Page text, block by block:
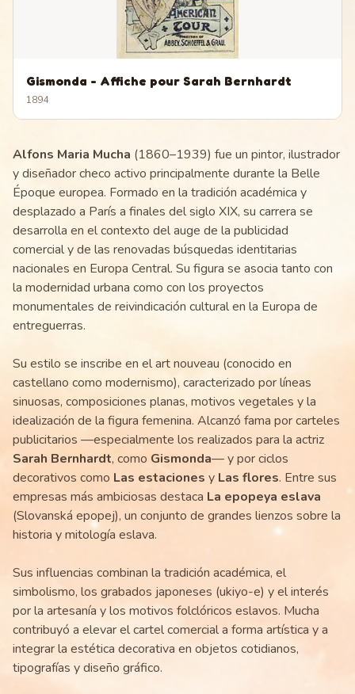
Gismonda - Affiche pour Sarah Bernhardt
1894
Alfons Maria Mucha (1860–1939) fue un pintor, ilustrador
y diseñador checo activo principalmente durante la Belle
Époque europea. Formado en la tradición académica y
desplazado a París a finales del siglo XIX, su carrera se
desarrolla en el contexto del auge de la publicidad
comercial y de las renovadas búsquedas identitarias
nacionales en Europa Central. Su figura se asocia tanto con
la modernidad urbana como con los proyectos
monumentales de reivindicación cultural en la Europa de
entreguerras.
Su estilo se inscribe en el art nouveau (conocido en
castellano como modernismo), caracterizado por líneas
sinuosas, composiciones planas, motivos vegetales y la
idealización de la figura femenina. Alcanzó fama por carteles
publicitarios —especialmente los realizados para la actriz
Sarah Bernhardt, como Gismonda— y por ciclos
decorativos como Las estaciones y Las flores. Entre sus
empresas más ambiciosas destaca La epopeya eslava
(Slovanská epopej), un conjunto de grandes lienzos sobre la
historia y mitología eslava.
Sus influencias combinan la tradición académica, el
simbolismo, los grabados japoneses (ukiyo-e) y el interés
por la artesanía y los motivos folclóricos eslavos. Mucha
contribuyó a elevar el cartel comercial a forma artística y a
integrar la estética decorativa en objetos cotidianos,
tipografías y diseño gráfico.